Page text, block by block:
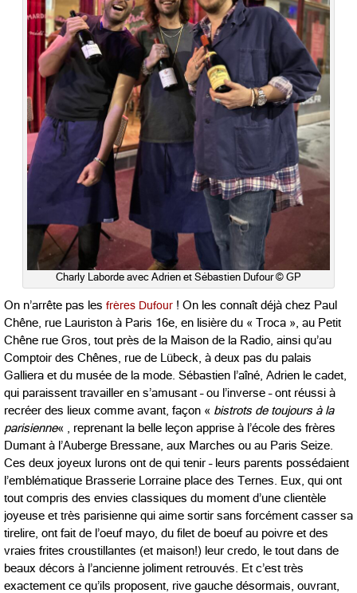
Charly Laborde avec Adrien et Sébastien Dufour © GP
On n’arrête pas les frères Dufour ! On les connaît déjà chez Paul
Chêne, rue Lauriston à Paris 16e, en lisière du « Troca », au Petit
Chêne rue Gros, tout près de la Maison de la Radio, ainsi qu’au
Comptoir des Chênes, rue de Lübeck, à deux pas du palais
Galliera et du musée de la mode. Sébastien l’aîné, Adrien le cadet,
qui paraissent travailler en s’amusant – ou l’inverse – ont réussi à
recréer des lieux comme avant, façon « bistrots de toujours à la
parisienne« , reprenant la belle leçon apprise à l’école des frères
Dumant à l’Auberge Bressane, aux Marches ou au Paris Seize.
Ces deux joyeux lurons ont de qui tenir – leurs parents possédaient
l’emblématique Brasserie Lorraine place des Ternes. Eux, qui ont
tout compris des envies classiques du moment d’une clientèle
joyeuse et très parisienne qui aime sortir sans forcément casser sa
tirelire, ont fait de l’oeuf mayo, du filet de boeuf au poivre et des
vraies frites croustillantes (et maison!) leur credo, le tout dans de
beaux décors à l’ancienne joliment retrouvés. Et c’est très
exactement ce qu’ils proposent, rive gauche désormais, ouvrant,